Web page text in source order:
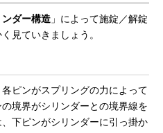
ンダー構造 」によって施錠／解錠
見ていきましょう。
ピンがスプリングの力によって
境界がシリンダーとの境界線を
下ピンがシリンダーに引っ掛か